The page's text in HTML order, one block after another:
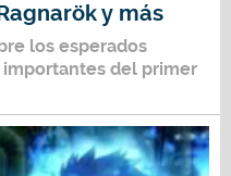
y más
los esperados
importantes del primer